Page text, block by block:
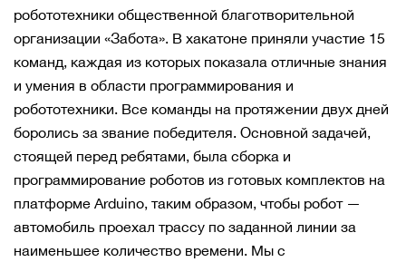
робототехники общественной благотворительной
организации «Забота». В хакатоне приняли участие 15
команд, каждая из которых показала отличные знания
и умения в области программирования и
робототехники. Все команды на протяжении двух дней
боролись за звание победителя. Основной задачей,
стоящей перед ребятами, была сборка и
программирование роботов из готовых комплектов на
платформе Arduino, таким образом, чтобы робот —
автомобиль проехал трассу по заданной линии за
наименьшее количество времени. Мы с